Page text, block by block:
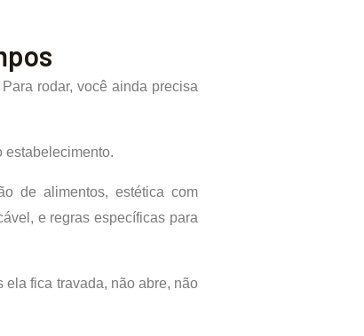
rodar, você ainda precisa
estabelecimento.
de alimentos, estética com
e regras específicas para
ela fica travada, não abre, não